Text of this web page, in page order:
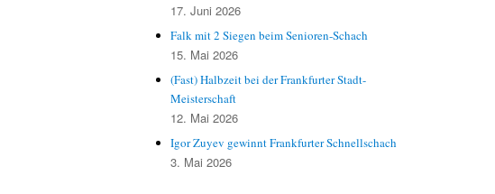
17. Juni 2026
Falk mit 2 Siegen beim Senioren-Schach
15. Mai 2026
(Fast) Halbzeit bei der Frankfurter Stadt-
Meisterschaft
12. Mai 2026
Igor Zuyev gewinnt Frankfurter Schnellschach
3. Mai 2026